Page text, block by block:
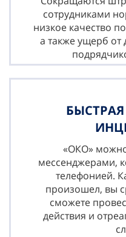
сотрудниками
низкое качество
а также ущерб от
«ОКО»
мессенджерами,
телефонией.
произошел, вы
сможете
действия и